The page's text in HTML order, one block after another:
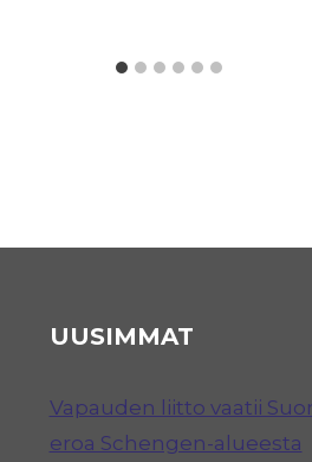
UUSIMMAT
Vapauden liitto vaatii
eroa Schengen-alueesta